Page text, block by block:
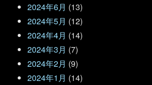
2024年6月 (13)
2024年5月 (12)
2024年4月 (14)
2024年3月 (7)
2024年2月 (9)
2024年1月 (14)